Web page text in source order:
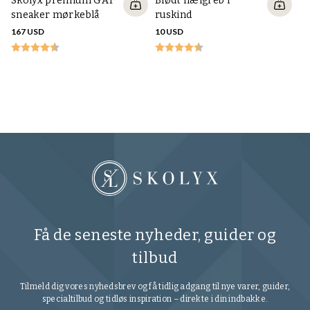
sneaker mørkeblå
167 USD
ruskind
10 USD
Få de seneste nyheder, guider og
tilbud
Tilmeld dig vores nyhedsbrev og få tidlig adgang til nye varer, guider,
specialtilbud og tidløs inspiration – direkte i din indbakke.